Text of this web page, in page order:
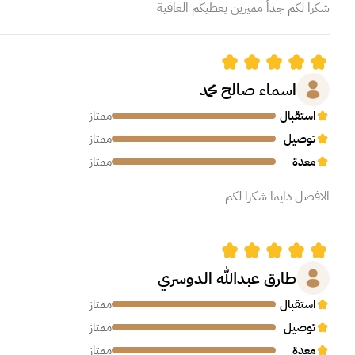
شكرا لكم جداً مميزين يعطيكم العافية
اسماء صالح محمد
استقبال
ممتاز
توصيل
ممتاز
معدة
ممتاز
الافضل دايما شكرا لكم
طارق عبدالله الدوسري
استقبال
ممتاز
توصيل
ممتاز
معدة
ممتاز